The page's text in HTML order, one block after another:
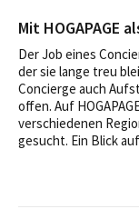
Mit HOGAPAGE
Der Job eines
der sie lange treu
Concierge auch
offen. Auf
verschiedenen
gesucht. Ein Blick